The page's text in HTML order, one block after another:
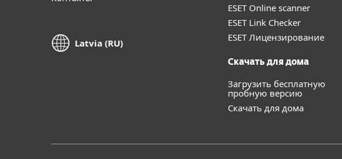
Latvia (RU)
ESET Online scanner
ESET Link Checker
ESET Лицензирование
Скачать для дома
Загрузить бесплатную
пробную версию
Скачать для дома